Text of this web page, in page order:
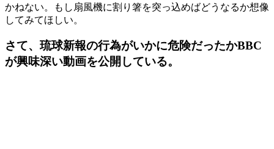
かねない。もし扇風機に割り箸を突っ込めばどうなるか想像
してみてほしい。
さて、琉球新報の行為がいかに危険だったかBBC
が興味深い動画を公開している。